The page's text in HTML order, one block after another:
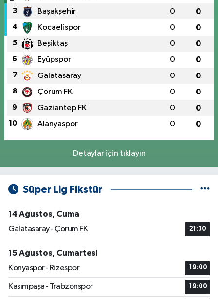
3 Başakşehir 0 0
4 Kocaelispor 0 0
5 Beşiktaş 0 0
6 Eyüpspor 0 0
7 Galatasaray 0 0
8 Çorum FK 0 0
9 Gaziantep FK 0 0
10 Alanyaspor 0 0
Detaylar için tıklayın
Süper Lig Fikstür
14 Ağustos, Cuma
Galatasaray - Çorum FK
21:30
15 Ağustos, Cumartesi
Konyaspor - Rizespor
19:00
Kasımpaşa - Trabzonspor 19:00